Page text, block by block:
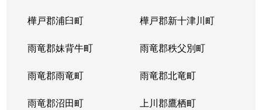
樺戸郡浦臼町 樺戸郡新十津川町
雨竜郡妹背牛町 雨竜郡秩父別町
雨竜郡雨竜町 雨竜郡北竜町
雨竜郡沼田町 上川郡鷹栖町